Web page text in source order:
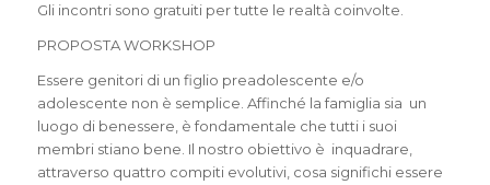
Gli incontri sono gratuiti per tutte le realtà coinvolte.
PROPOSTA WORKSHOP
Essere genitori di un figlio preadolescente e/o
adolescente non è semplice. Affinché la famiglia sia un
luogo di benessere, è fondamentale che tutti i suoi
membri stiano bene. Il nostro obiettivo è inquadrare,
attraverso quattro compiti evolutivi, cosa significhi essere